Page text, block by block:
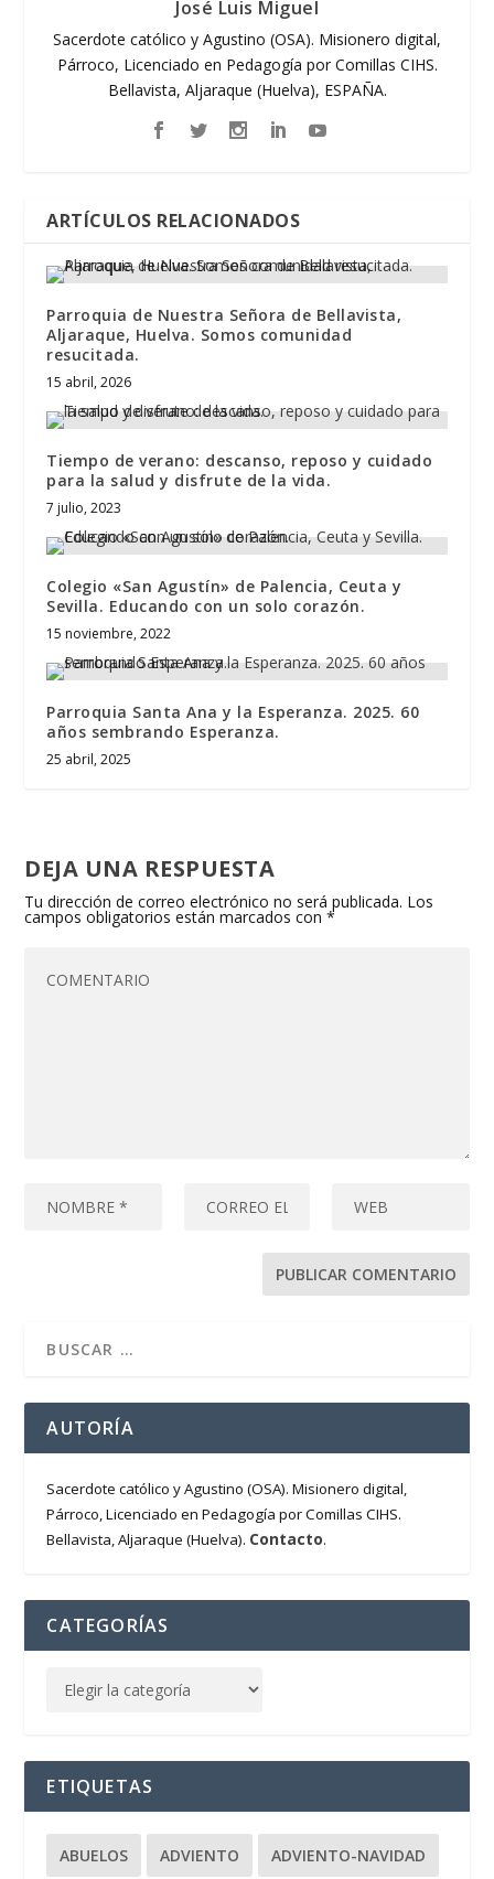
José Luis Miguel
Sacerdote católico y Agustino (OSA). Misionero digital,
Párroco, Licenciado en Pedagogía por Comillas CIHS.
Bellavista, Aljaraque (Huelva), ESPAÑA.
ARTÍCULOS RELACIONADOS
Parroquia de Nuestra Señora de Bellavista,
Aljaraque, Huelva. Somos comunidad
resucitada.
15 abril, 2026
Tiempo de verano: descanso, reposo y cuidado
para la salud y disfrute de la vida.
7 julio, 2023
Colegio «San Agustín» de Palencia, Ceuta y
Sevilla. Educando con un solo corazón.
15 noviembre, 2022
Parroquia Santa Ana y la Esperanza. 2025. 60
años sembrando Esperanza.
25 abril, 2025
DEJA UNA RESPUESTA
Tu dirección de correo electrónico no será publicada. Los
campos obligatorios están marcados con*
AUTORÍA
Sacerdote católico y Agustino (OSA). Misionero digital,
Párroco, Licenciado en Pedagogía por Comillas CIHS.
Bellavista, Aljaraque (Huelva). Contacto.
CATEGORÍAS
ETIQUETAS
ABUELOS ADVIENTO ADVIENTO-NAVIDAD